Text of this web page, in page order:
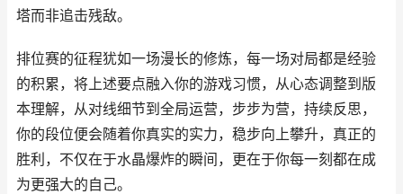
塔而非追击残敌。
排位赛的征程犹如一场漫长的修炼，每一场对局都是经验
的积累，将上述要点融入你的游戏习惯，从心态调整到版
本理解，从对线细节到全局运营，步步为营，持续反思，
你的段位便会随着你真实的实力，稳步向上攀升，真正的
胜利，不仅在于水晶爆炸的瞬间，更在于你每一刻都在成
为更强大的自己。